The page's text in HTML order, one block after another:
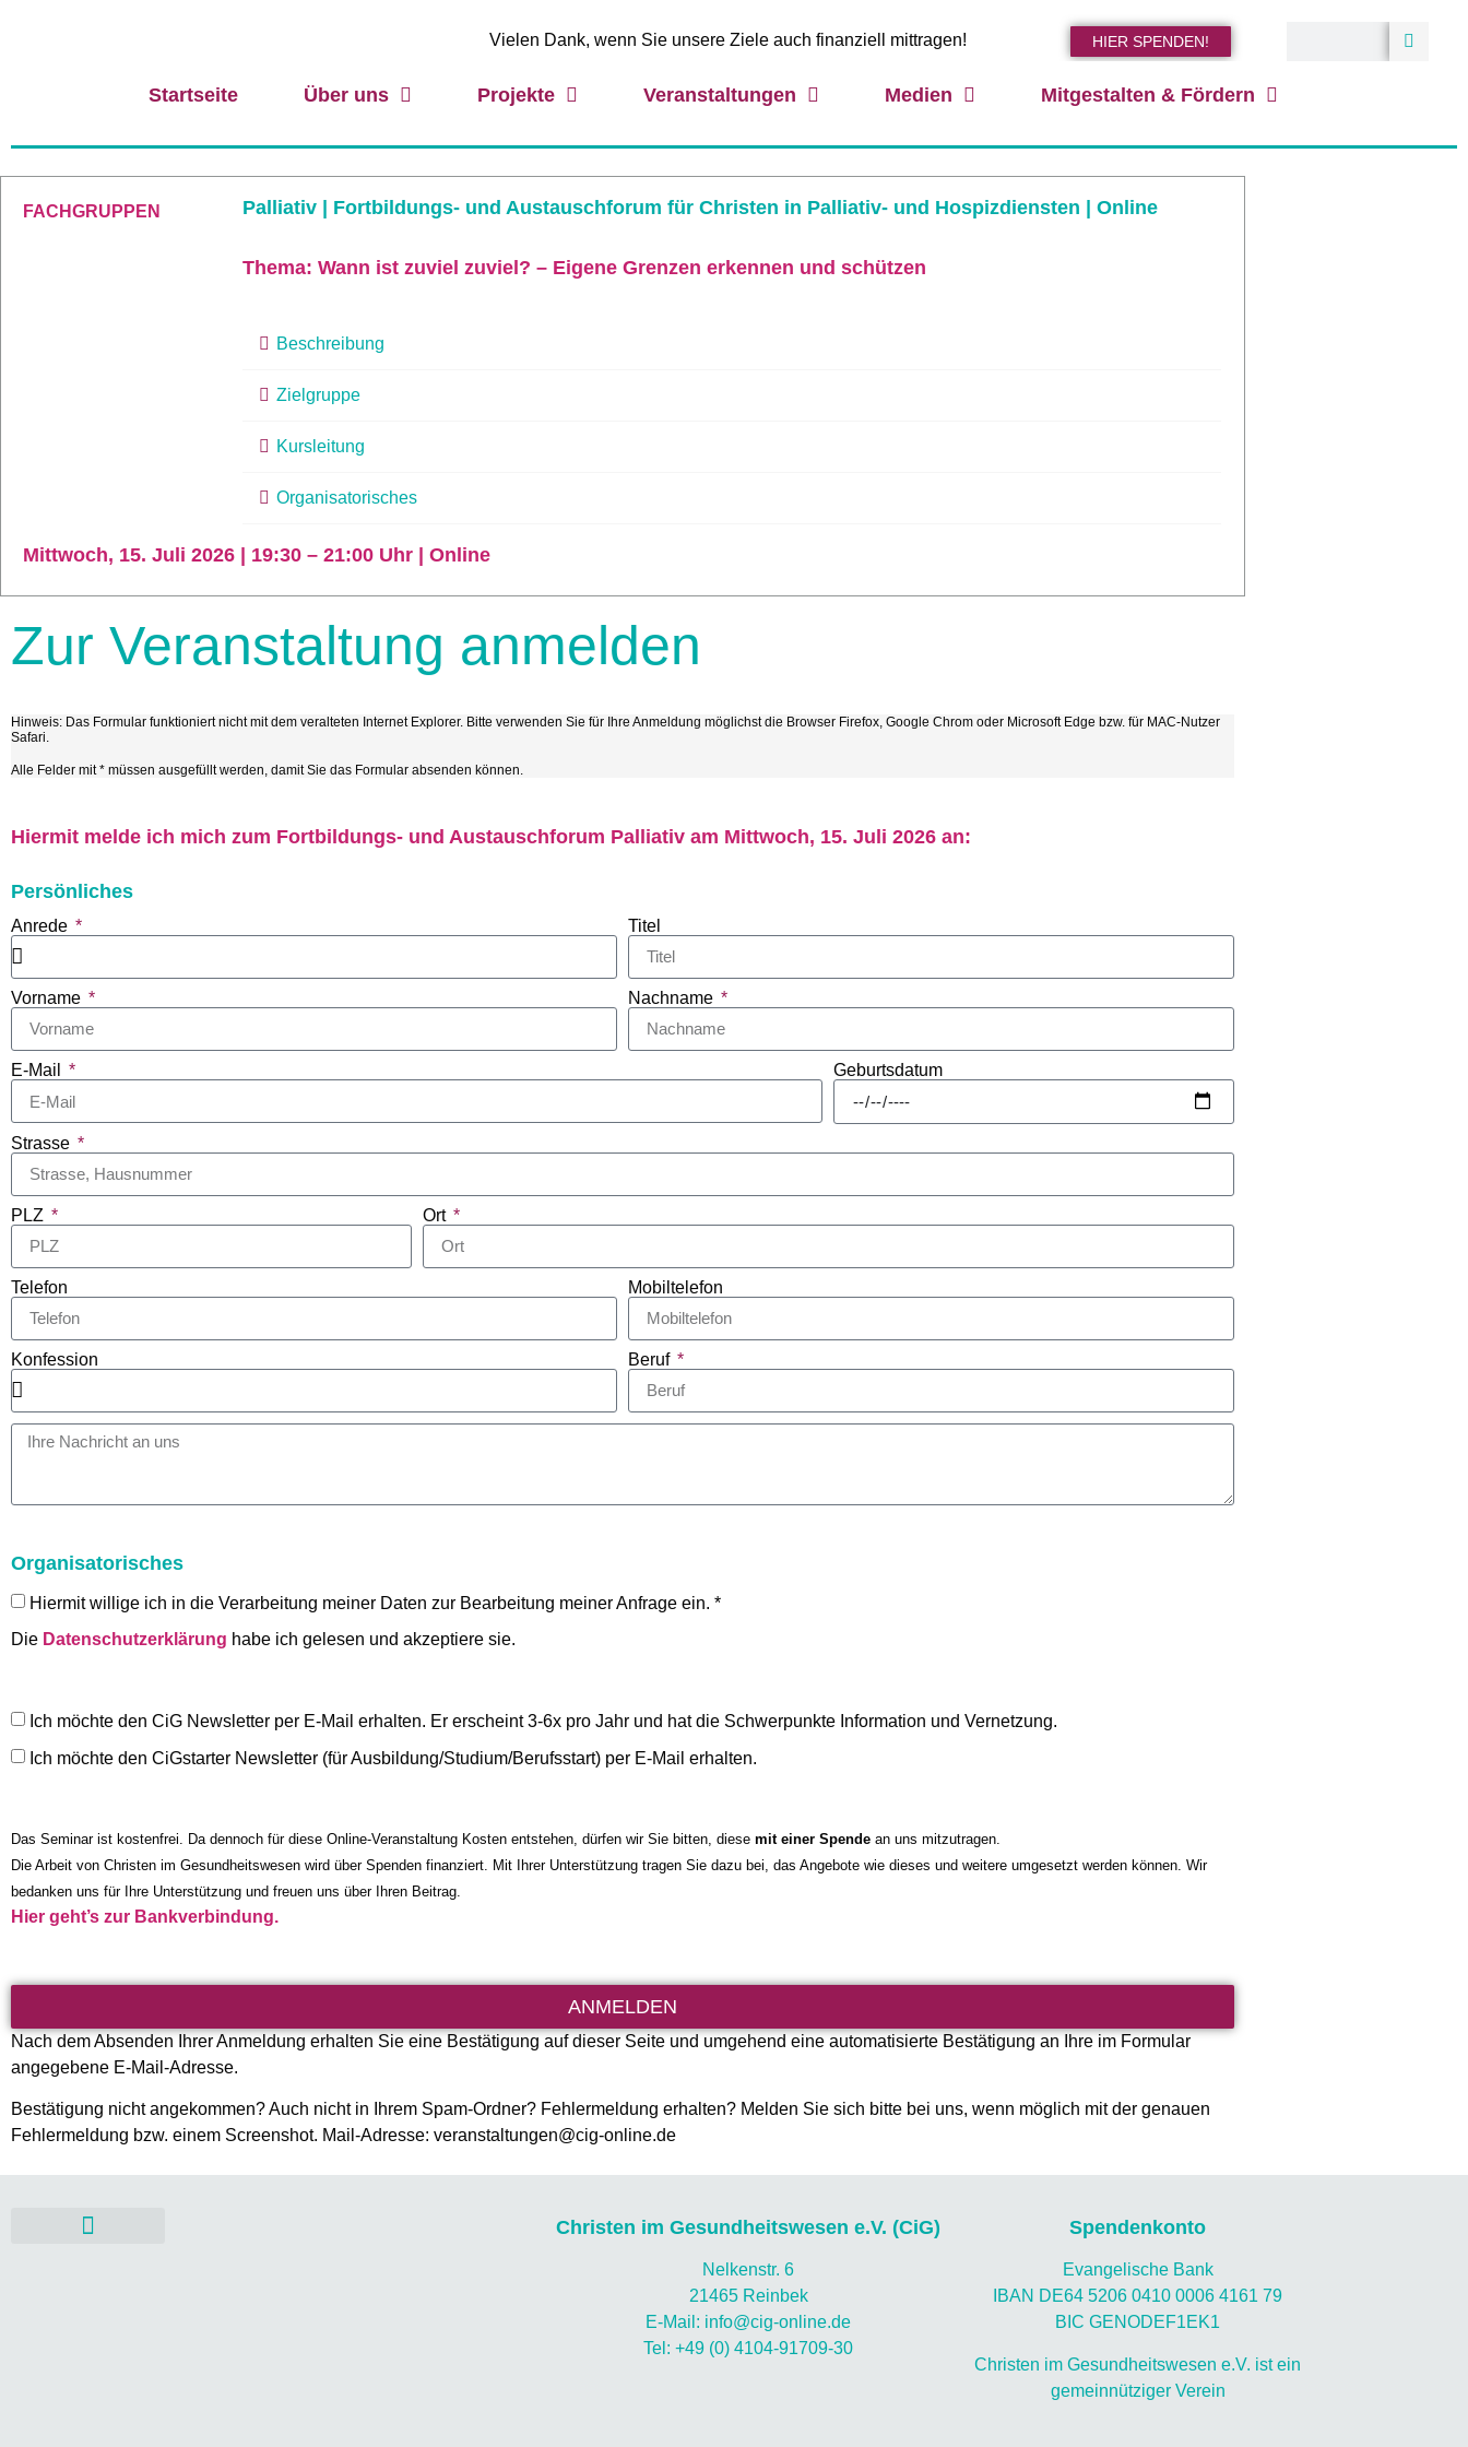
Vielen Dank, wenn Sie unsere Ziele auch finanziell mittragen! HIER SPENDEN!
Startseite Über uns Projekte Veranstaltungen Medien Mitgestalten & Fördern
FACHGRUPPEN Palliativ | Fortbildungs- und Austauschforum für Christen in Palliativ- und Hospizdiensten | Online
Thema: Wann ist zuviel zuviel? – Eigene Grenzen erkennen und schützen
Beschreibung
Zielgruppe
Kursleitung
Organisatorisches
Mittwoch, 15. Juli 2026 | 19:30 – 21:00 Uhr | Online
Zur Veranstaltung anmelden
Hinweis: Das Formular funktioniert nicht mit dem veralteten Internet Explorer. Bitte verwenden Sie für Ihre Anmeldung möglichst die Browser Firefox, Google Chrom oder Microsoft Edge bzw. für MAC-Nutzer
Safari.
Alle Felder mit * müssen ausgefüllt werden, damit Sie das Formular absenden können.
Hiermit melde ich mich zum Fortbildungs- und Austauschforum Palliativ am Mittwoch, 15. Juli 2026 an:
Persönliches
Anrede Titel
Vorname Nachname
E-Mail Geburtsdatum
Strasse
PLZ Ort
Telefon Mobiltelefon
Konfession Beruf
Organisatorisches
Hiermit willige ich in die Verarbeitung meiner Daten zur Bearbeitung meiner Anfrage ein. *
Die Datenschutzerklärung habe ich gelesen und akzeptiere sie.
Ich möchte den CiG Newsletter per E-Mail erhalten. Er erscheint 3-6x pro Jahr und hat die Schwerpunkte Information und Vernetzung.
Ich möchte den CiGstarter Newsletter (für Ausbildung/Studium/Berufsstart) per E-Mail erhalten.
Das Seminar ist kostenfrei. Da dennoch für diese Online-Veranstaltung Kosten entstehen, dürfen wir Sie bitten, diese mit einer Spende an uns mitzutragen.
Die Arbeit von Christen im Gesundheitswesen wird über Spenden finanziert. Mit Ihrer Unterstützung tragen Sie dazu bei, das Angebote wie dieses und weitere umgesetzt werden können. Wir
bedanken uns für Ihre Unterstützung und freuen uns über Ihren Beitrag.
Hier geht’s zur Bankverbindung.
ANMELDEN
Nach dem Absenden Ihrer Anmeldung erhalten Sie eine Bestätigung auf dieser Seite und umgehend eine automatisierte Bestätigung an Ihre im Formular
angegebene E-Mail-Adresse.
Bestätigung nicht angekommen? Auch nicht in Ihrem Spam-Ordner? Fehlermeldung erhalten? Melden Sie sich bitte bei uns, wenn möglich mit der genauen
Fehlermeldung bzw. einem Screenshot. Mail-Adresse: veranstaltungen@cig-online.de
Christen im Gesundheitswesen e.V. (CiG)
Nelkenstr. 6
21465 Reinbek
E-Mail: info@cig-online.de
Tel: +49 (0) 4104-91709-30
Spendenkonto
Evangelische Bank
IBAN DE64 5206 0410 0006 4161 79
BIC GENODEF1EK1
Christen im Gesundheitswesen e.V. ist ein
gemeinnütziger Verein